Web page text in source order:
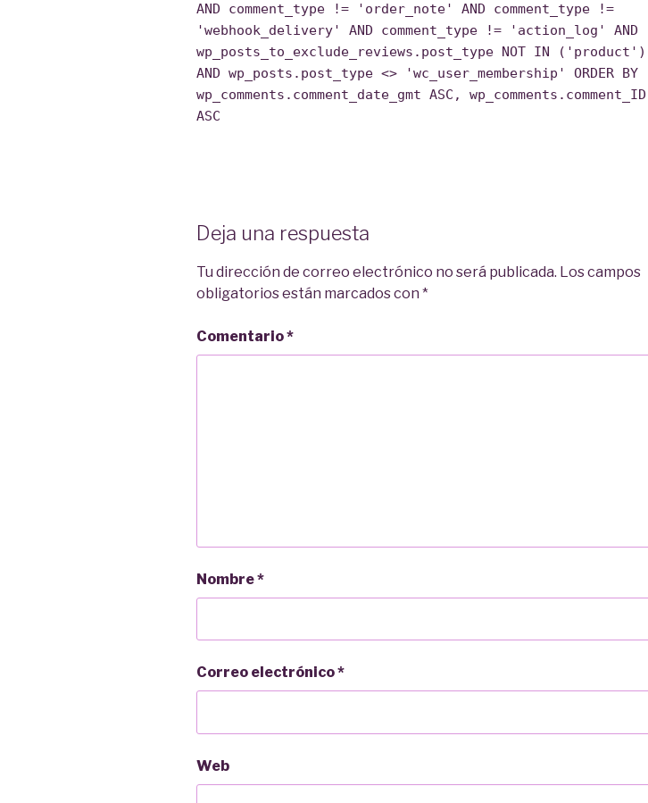
AND comment_type != 'order_note' AND comment_type !=
'webhook_delivery' AND comment_type != 'action_log' AND
wp_posts_to_exclude_reviews.post_type NOT IN ('product')
AND wp_posts.post_type <> 'wc_user_membership' ORDER BY
wp_comments.comment_date_gmt ASC, wp_comments.comment_ID
ASC
Deja una respuesta
Tu dirección de correo electrónico no será publicada. Los campos
obligatorios están marcados con *
Comentario*
Nombre*
Correo electrónico*
Web